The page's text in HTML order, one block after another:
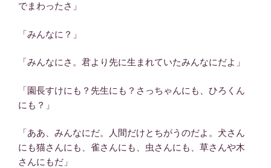
でまわったさ」
「みんなに？」
「みんなにさ。君より先に生まれていたみんなにだよ」
「園長すけにも？先生にも？さっちゃんにも、ひろくん
にも？」
「ああ、みんなにだ。人間だけとちがうのだよ。犬さん
にも猫さんにも、雀さんにも、虫さんにも、草さんや木
さんにもだ」